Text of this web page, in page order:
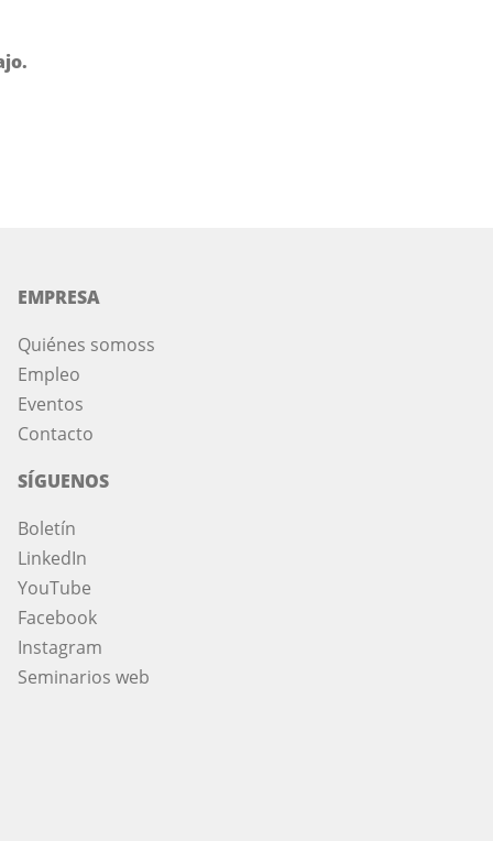
EMPRESA
Quiénes somoss
Empleo
Eventos
Contacto
SÍGUENOS
Boletín
LinkedIn
YouTube
Facebook
Instagram
Seminarios web